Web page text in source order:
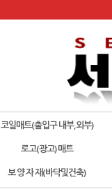
코일매트(출입구 내부,외부)
로고(광고) 매트
보 양 자 재(바닥및건축)